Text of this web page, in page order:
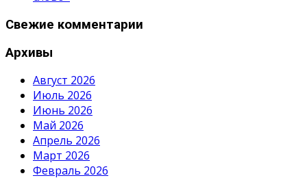
Свежие комментарии
Архивы
Август 2026
Июль 2026
Июнь 2026
Май 2026
Апрель 2026
Март 2026
Февраль 2026